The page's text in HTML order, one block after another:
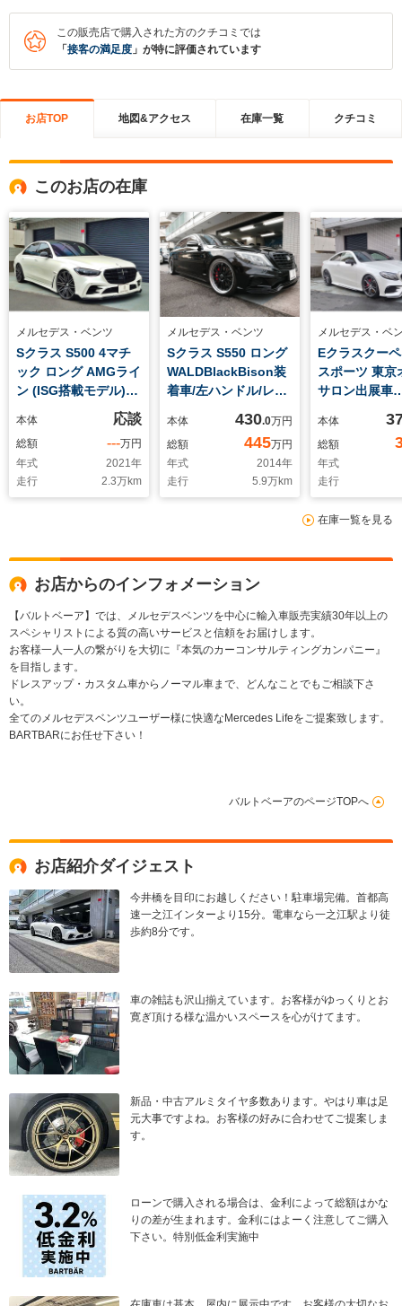
この販売店で購入された方のクチコミでは
「 接客の満足度 」が特に評価されています
お店TOP 地図&アクセス 在庫一覧 クチコミ
このお店の在庫
メルセデス・ベンツ
Sクラス S500 4マチ
ック ロング AMGライ
ン (ISG搭載モデル)
4WD 東京オートサロ
ン出展車両 WALDワ
イドボディキッ
ト/WALD22インチ
AW/ブレーキキャリパ
ーペイント/ロワリン
本体 応談
総額 ---万円
年式
2021年
走行
2.3万km
メルセデス・ベンツ
Sクラス S550 ロング
WALDBlackBison装
着車/左ハンドル/レッ
ックボディコントロー
ル/WALD ポルトフィ
ーノ21インチAW
本体 430.0万円
総額
445万円
年式
2014年
走行
5.9万km
メルセデス・ベ
Eクラスクー
スポーツ 東京
サロン出展車
フロントリッ
ラー・フロン
クス・サイド
ト・リアス
AMG E53リア
ューザー・マ
ンチAW E53
本体
総額
年式
走行
在庫一覧を見る
お店からのインフォメーション
【バルトベーア】では、メルセデスベンツを中心に輸入車販売実績30年以上の
スペシャリストによる質の高いサービスと信頼をお届けします。
お客様一人一人の繋がりを大切に『本気のカーコンサルティングカンパニー』
を目指します。
ドレスアップ・カスタム車からノーマル車まで、どんなことでもご相談下さ
い。
全てのメルセデスベンツユーザー様に快適なMercedes Lifeをご提案致します。
BARTBARにお任せ下さい！
バルトベーアのページTOPへ
お店紹介ダイジェスト
今井橋を目印にお越しください！駐車場完備。首都高
速一之江インターより15分。電車なら一之江駅より徒
歩約8分です。
車の雑誌も沢山揃えています。お客様がゆっくりとお
寛ぎ頂ける様な温かいスペースを心がけてます。
新品・中古アルミタイヤ多数あります。やはり車は足
元大事ですよね。お客様の好みに合わせてご提案しま
す。
ローンで購入される場合は、金利によって総額はかな
りの差が生まれます。金利にはよーく注意してご購入
下さい。特別低金利実施中